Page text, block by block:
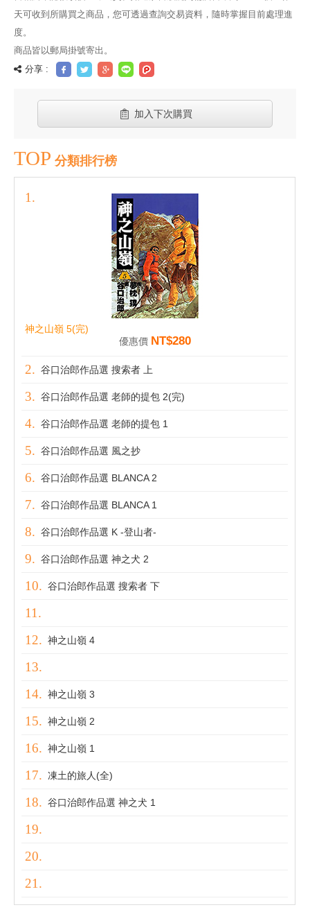
天可收到所購買之商品，您可透過查詢交易資料，隨時掌握目前處理進
度。
商品皆以郵局掛號寄出。
分享 :
加入下次購買
TOP 分類排行榜
神之山嶺 5(完)
優惠價 NT$280
谷口治郎作品選 搜索者 上
谷口治郎作品選 老師的提包 2(完)
谷口治郎作品選 老師的提包 1
谷口治郎作品選 風之抄
谷口治郎作品選 BLANCA 2
谷口治郎作品選 BLANCA 1
谷口治郎作品選 K -登山者-
谷口治郎作品選 神之犬 2
谷口治郎作品選 搜索者 下
神之山嶺 4
神之山嶺 3
神之山嶺 2
神之山嶺 1
凍土的旅人(全)
谷口治郎作品選 神之犬 1